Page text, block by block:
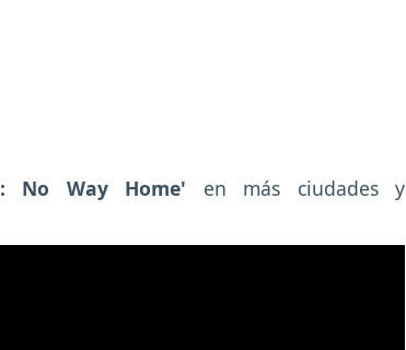
No Way Home' en más ciudades y